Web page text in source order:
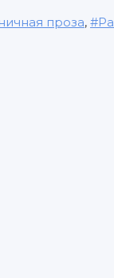
проза,